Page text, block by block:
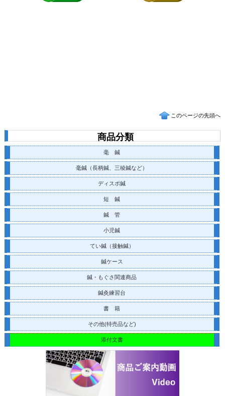
このページの先頭へ
商品分類
毫 鍼
毫鍼（長柄鍼、三稜鍼など）
ディスポ鍼
短 鍼
鍼 管
小児鍼
てい鍼（接触鍼）
鍼ケース
鍼・もぐさ関連商品
鍼灸練習台
書 籍
その他(特売品など)
添付文書